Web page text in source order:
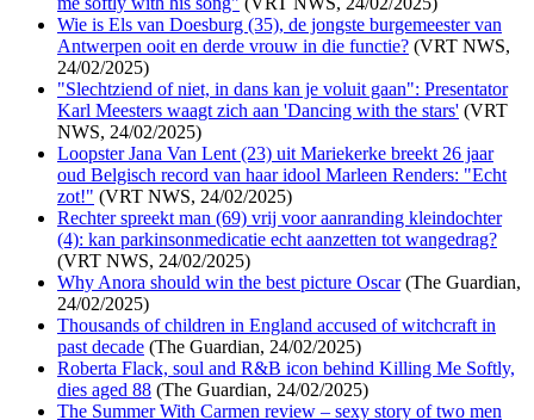
Wie is Els van Doesburg (35), de jongste burgemeester van
Antwerpen ooit en derde vrouw in die functie? (VRT NWS,
24/02/2025)
"Slechtziend of niet, in dans kan je voluit gaan": Presentator
Karl Meesters waagt zich aan 'Dancing with the stars' (VRT
NWS, 24/02/2025)
Loopster Jana Van Lent (23) uit Mariekerke breekt 26 jaar
oud Belgisch record van haar idool Marleen Renders: "Echt
zot!" (VRT NWS, 24/02/2025)
Rechter spreekt man (69) vrij voor aanranding kleindochter
(4): kan parkinsonmedicatie echt aanzetten tot wangedrag?
(VRT NWS, 24/02/2025)
Why Anora should win the best picture Oscar(The Guardian,
24/02/2025)
Thousands of children in England accused of witchcraft in
past decade (The Guardian, 24/02/2025)
Roberta Flack, soul and R&B icon behind Killing Me Softly,
dies aged 88 (The Guardian, 24/02/2025)
The Summer With Carmen review – sexy story of two men